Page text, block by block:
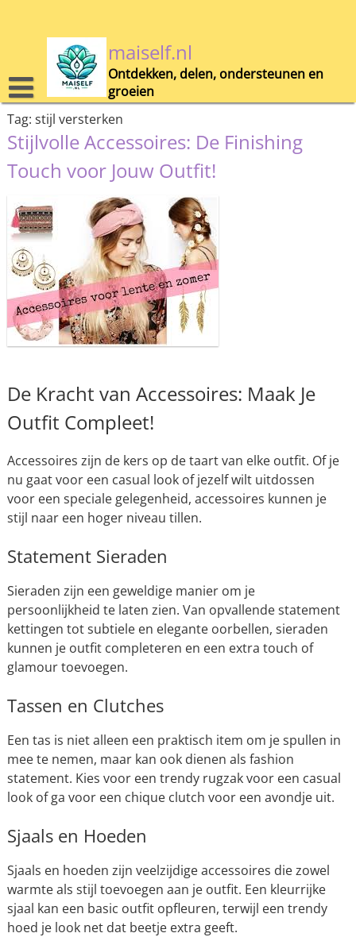
maiself.nl
Ontdekken, delen, ondersteunen en
groeien
Tag: stijl versterken
Stijlvolle Accessoires: De Finishing
Touch voor Jouw Outfit!
De Kracht van Accessoires: Maak Je
Outfit Compleet!
Accessoires zijn de kers op de taart van elke outfit. Of je
nu gaat voor een casual look of jezelf wilt uitdossen
voor een speciale gelegenheid, accessoires kunnen je
stijl naar een hoger niveau tillen.
Statement Sieraden
Sieraden zijn een geweldige manier om je
persoonlijkheid te laten zien. Van opvallende statement
kettingen tot subtiele en elegante oorbellen, sieraden
kunnen je outfit completeren en een extra touch of
glamour toevoegen.
Tassen en Clutches
Een tas is niet alleen een praktisch item om je spullen in
mee te nemen, maar kan ook dienen als fashion
statement. Kies voor een trendy rugzak voor een casual
look of ga voor een chique clutch voor een avondje uit.
Sjaals en Hoeden
Sjaals en hoeden zijn veelzijdige accessoires die zowel
warmte als stijl toevoegen aan je outfit. Een kleurrijke
sjaal kan een basic outfit opfleuren, terwijl een trendy
hoed je look net dat beetje extra geeft.